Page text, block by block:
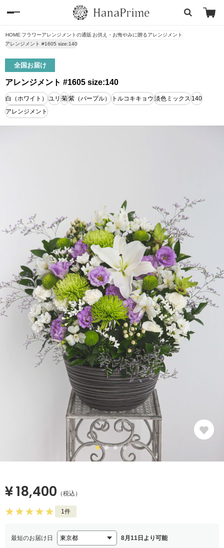
HOME フラワーアレンジメントの通販 お供え・お悔やみに贈るアレンジメント
アレンジメント #1605 size:140
全国お届け
アレンジメント #1605 size:140
白（ホワイト）ユリ菊紫（パープル）トルコキキョウ淡色ミックス140
アレンジメント
¥ 18,400 （税込）
1件
最短のお届け日 8月11日より可能